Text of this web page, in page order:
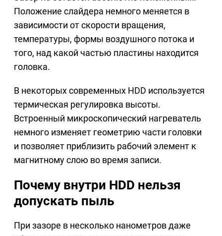
Положение слайдера немного меняется в
зависимости от скорости вращения,
температуры, формы воздушного потока и
того, над какой частью пластины находится
головка.
В некоторых современных HDD используется
термическая регулировка высоты.
Встроенный микроскопический нагреватель
немного изменяет геометрию части головки
и позволяет приблизить рабочий элемент к
магнитному слою во время записи.
Почему внутри HDD нельзя
допускать пыль
При зазоре в несколько нанометров даже